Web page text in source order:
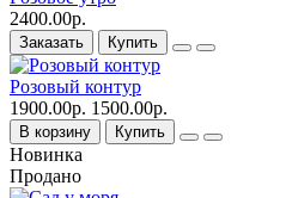
2400.00р.
Заказать Купить
Розовый контур
1900.00р. 1500.00р.
В корзину Купить
Новинка
Продано